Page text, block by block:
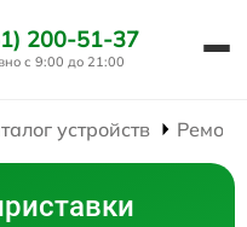
200-51-37
с 9:00 до 21:00
устройств